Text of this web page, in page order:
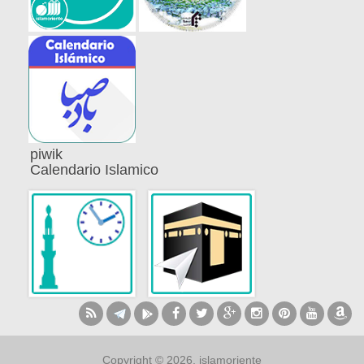
piwik
Calendario Islamico
Copyright © 2026, islamoriente